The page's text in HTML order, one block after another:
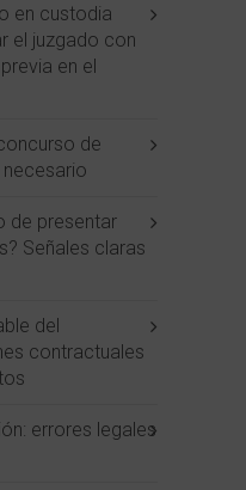
en custodia
el juzgado con
en el
de
de presentar
Señales claras
del
contractuales
errores legales